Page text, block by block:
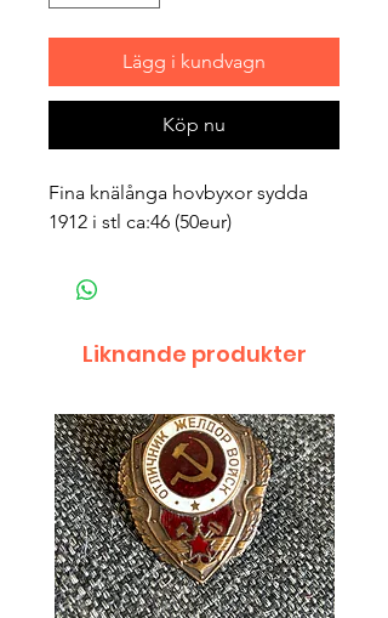
Lägg i kundvagn
Köp nu
Fina knälånga hovbyxor sydda
1912 i stl ca:46 (50eur)
Liknande produkter